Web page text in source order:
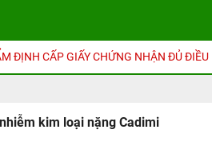
CẤP GIẤY CHỨNG NHẬN ĐỦ ĐIỀU
kim loại nặng Cadimi